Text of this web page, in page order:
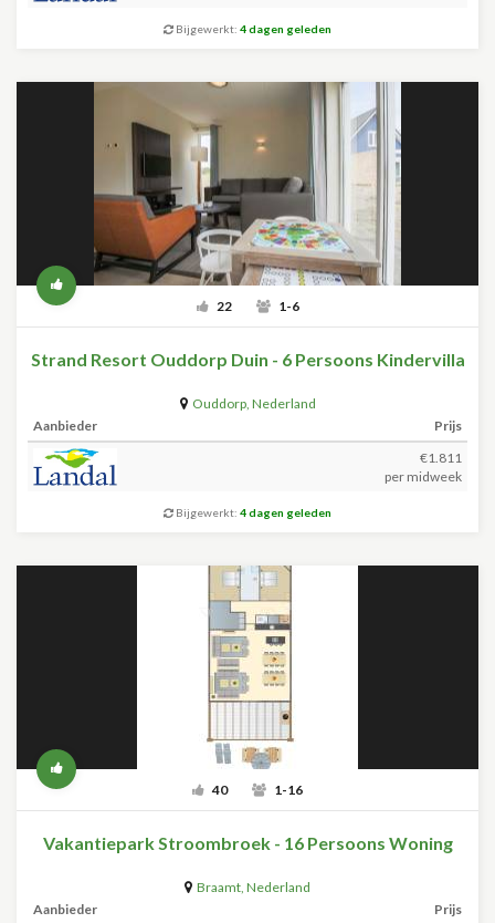
Bijgewerkt: 4 dagen geleden
22 1-6
Strand Resort Ouddorp Duin - 6 Persoons Kindervilla
Ouddorp, Nederland
Aanbieder
Prijs
€1.811
per midweek
Bijgewerkt: 4 dagen geleden
40 1-16
Vakantiepark Stroombroek - 16 Persoons Woning
Braamt, Nederland
Aanbieder
Prijs